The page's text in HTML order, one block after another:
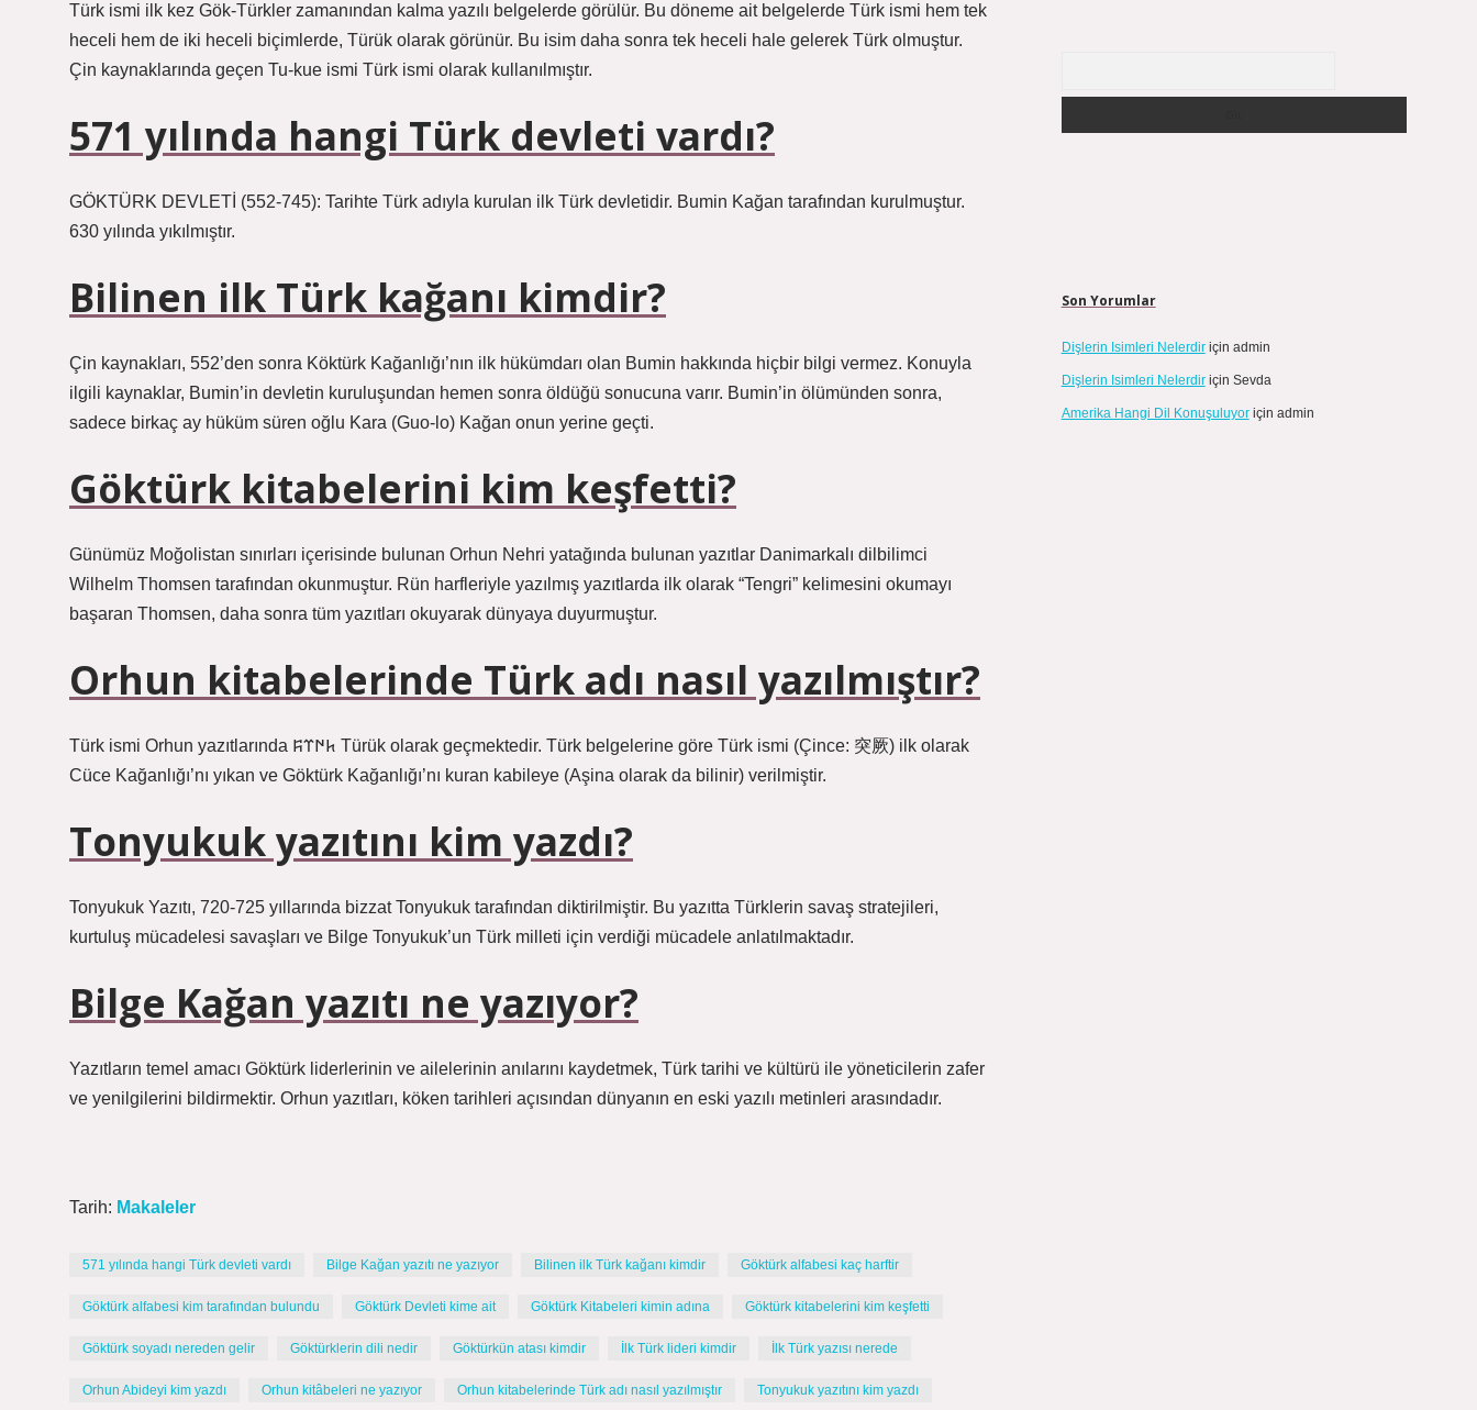
Türk ismi ilk kez Gök-Türkler zamanından kalma yazılı belgelerde görülür. Bu döneme ait belgelerde Türk ismi hem tek
heceli hem de iki heceli biçimlerde, Türük olarak görünür. Bu isim daha sonra tek heceli hale gelerek Türk olmuştur.
Çin kaynaklarında geçen Tu-kue ismi Türk ismi olarak kullanılmıştır.
571 yılında hangi Türk devleti vardı?
GÖKTÜRK DEVLETİ (552-745): Tarihte Türk adıyla kurulan ilk Türk devletidir. Bumin Kağan tarafından kurulmuştur.
630 yılında yıkılmıştır.
Bilinen ilk Türk kağanı kimdir?
Çin kaynakları, 552’den sonra Köktürk Kağanlığı’nın ilk hükümdarı olan Bumin hakkında hiçbir bilgi vermez. Konuyla
ilgili kaynaklar, Bumin’in devletin kuruluşundan hemen sonra öldüğü sonucuna varır. Bumin’in ölümünden sonra,
sadece birkaç ay hüküm süren oğlu Kara (Guo-lo) Kağan onun yerine geçti.
Göktürk kitabelerini kim keşfetti?
Günümüz Moğolistan sınırları içerisinde bulunan Orhun Nehri yatağında bulunan yazıtlar Danimarkalı dilbilimci
Wilhelm Thomsen tarafından okunmuştur. Rün harfleriyle yazılmış yazıtlarda ilk olarak “Tengri” kelimesini okumayı
başaran Thomsen, daha sonra tüm yazıtları okuyarak dünyaya duyurmuştur.
Orhun kitabelerinde Türk adı nasıl yazılmıştır?
Türk ismi Orhun yazıtlarında 𐱅𐰇𐰼𐰰 Türük olarak geçmektedir. Türk belgelerine göre Türk ismi (Çince: 突厥) ilk olarak
Cüce Kağanlığı’nı yıkan ve Göktürk Kağanlığı’nı kuran kabileye (Aşina olarak da bilinir) verilmiştir.
Tonyukuk yazıtını kim yazdı?
Tonyukuk Yazıtı, 720-725 yıllarında bizzat Tonyukuk tarafından diktirilmiştir. Bu yazıtta Türklerin savaş stratejileri,
kurtuluş mücadelesi savaşları ve Bilge Tonyukuk’un Türk milleti için verdiği mücadele anlatılmaktadır.
Bilge Kağan yazıtı ne yazıyor?
Yazıtların temel amacı Göktürk liderlerinin ve ailelerinin anılarını kaydetmek, Türk tarihi ve kültürü ile yöneticilerin zafer
ve yenilgilerini bildirmektir. Orhun yazıtları, köken tarihleri ​​açısından dünyanın en eski yazılı metinleri arasındadır.
Tarih: Makaleler
571 yılında hangi Türk devleti vardı Bilge Kağan yazıtı ne yazıyor Bilinen ilk Türk kağanı kimdir Göktürk alfabesi kaç harftir
Göktürk alfabesi kim tarafından bulundu Göktürk Devleti kime ait Göktürk Kitabeleri kimin adına Göktürk kitabelerini kim keşfetti
Göktürk soyadı nereden gelir Göktürklerin dili nedir Göktürkün atası kimdir İlk Türk lideri kimdir İlk Türk yazısı nerede
Orhun Abideyi kim yazdı Orhun kitâbeleri ne yazıyor Orhun kitabelerinde Türk adı nasıl yazılmıştır Tonyukuk yazıtını kim yazdı
Son Yorumlar
Dişlerin Isimleri Nelerdiriçin admin
Dişlerin Isimleri Nelerdiriçin Sevda
Amerika Hangi Dil Konuşuluyoriçin admin